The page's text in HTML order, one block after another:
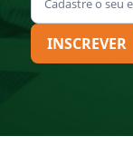
INSCREVER